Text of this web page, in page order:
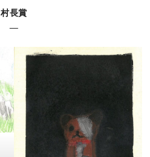
村長賞